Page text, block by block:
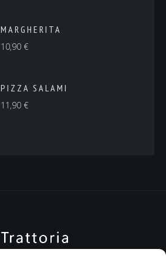
MARGHERITA
10,90 €
PIZZA SALAMI
11,90 €